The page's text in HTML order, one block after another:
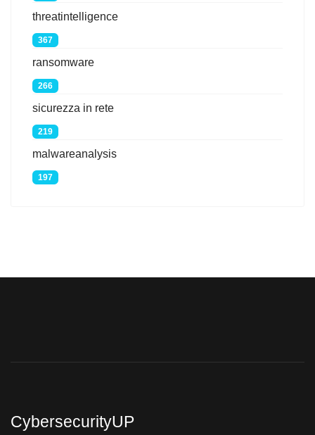
threatintelligence
367
ransomware
266
sicurezza in rete
219
malwareanalysis
197
CybersecurityUP